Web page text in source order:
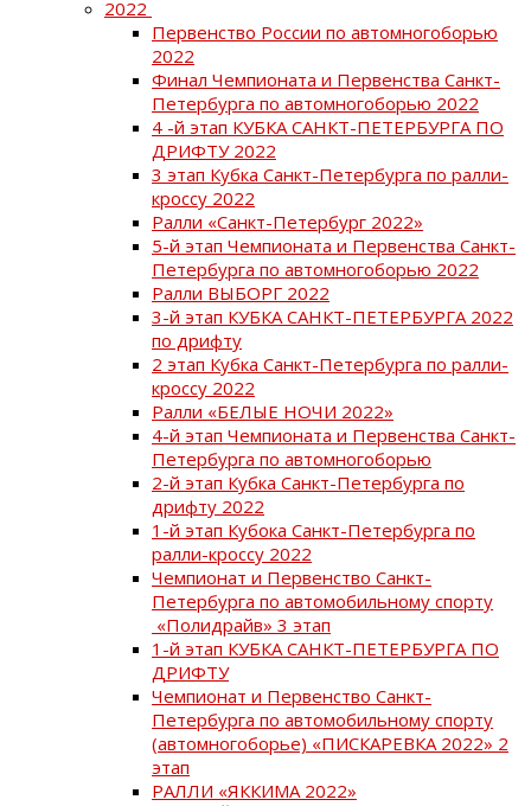
2022
Первенство России по автомногоборью
2022
Финал Чемпионата и Первенства Санкт-
Петербурга по автомногоборью 2022
4 -й этап КУБКА САНКТ-ПЕТЕРБУРГА ПО
ДРИФТУ 2022
3 этап Кубка Санкт-Петербурга по ралли-
кроссу 2022
Ралли «Санкт-Петербург 2022»
5-й этап Чемпионата и Первенства Санкт-
Петербурга по автомногоборью 2022
Ралли ВЫБОРГ 2022
3-й этап КУБКА САНКТ-ПЕТЕРБУРГА 2022
по дрифту
2 этап Кубка Санкт-Петербурга по ралли-
кроссу 2022
Ралли «БЕЛЫЕ НОЧИ 2022»
4-й этап Чемпионата и Первенства Санкт-
Петербурга по автомногоборью
2-й этап Кубка Санкт-Петербурга по
дрифту 2022
1-й этап Кубока Санкт-Петербурга по
ралли-кроссу 2022
Чемпионат и Первенство Санкт-
Петербурга по автомобильному спорту
«Полидрайв» 3 этап
1-й этап КУБКА САНКТ-ПЕТЕРБУРГА ПО
ДРИФТУ
Чемпионат и Первенство Санкт-
Петербурга по автомобильному спорту
(автомногоборье) «ПИСКАРЕВКА 2022» 2
этап
РАЛЛИ «ЯККИМА 2022»